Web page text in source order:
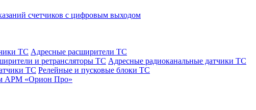
счетчиков с цифровым выходом
ТС Адресные расширители ТС
и ретрансляторы ТС Адресные радиоканальные датчики ТС
ТС Релейные и пусковые блоки ТС
АРМ «Орион Про»